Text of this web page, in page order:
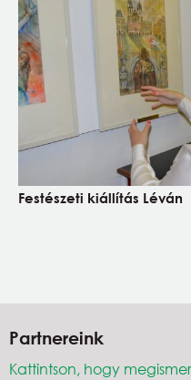
Festészeti kiállítás Léván
Partnereink
Kattintson, hogy